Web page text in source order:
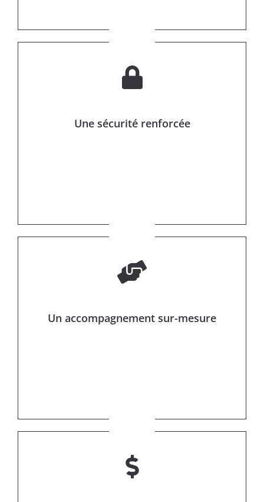
Une sécurité renforcée
Un accompagnement sur-mesure